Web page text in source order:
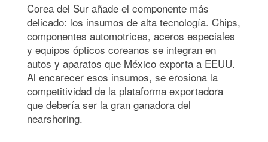
Corea del Sur añade el componente más
delicado: los insumos de alta tecnología. Chips,
componentes automotrices, aceros especiales
y equipos ópticos coreanos se integran en
autos y aparatos que México exporta a EEUU.
Al encarecer esos insumos, se erosiona la
competitividad de la plataforma exportadora
que debería ser la gran ganadora del
nearshoring.